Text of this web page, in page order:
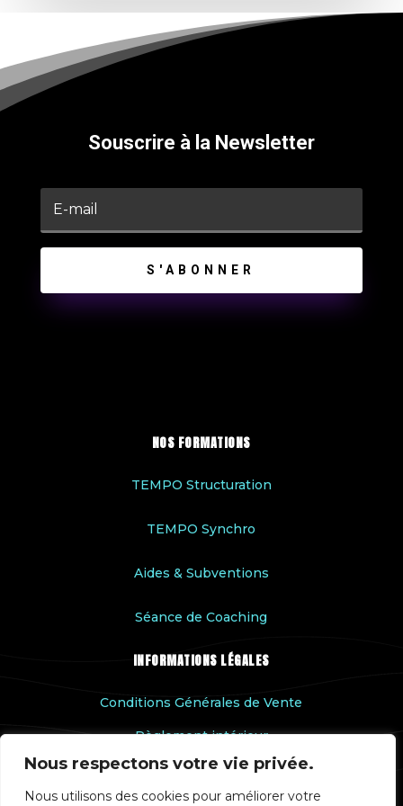
Nous respectons votre vie privée.
Nous utilisons des cookies pour améliorer votre
Souscrire à la Newsletter
S'ABONNER
NOS FORMATIONS
TEMPO Structuration
TEMPO Synchro
Aides & Subventions
Séance de Coaching
INFORMATIONS LÉGALES
Conditions Générales de Vente
Règlement intérieur
Accessibilité handicap
Rapport qualité